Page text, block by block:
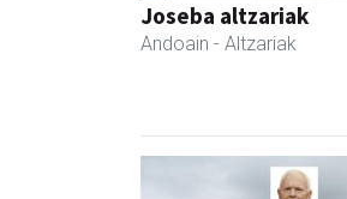
Joseba altzariak
Andoain - Altzariak